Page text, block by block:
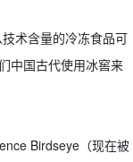
术含量的冷冻食品可
中国古代使用冰窖来
Birdseye（现在被